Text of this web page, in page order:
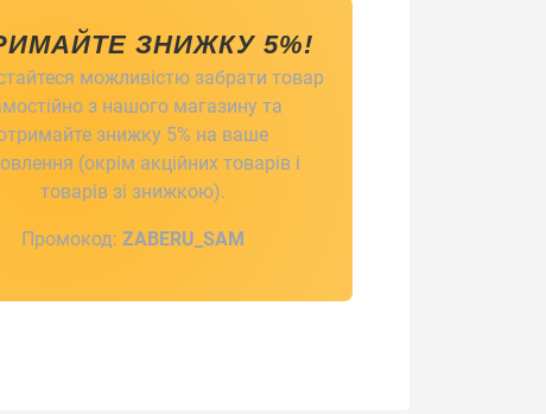
ЗНИЖКУ 5%!
можливістю забрати товар
з нашого магазину та
знижку 5% на ваше
(окрім акційних товарів і
товарів зі знижкою).
Промокод: ZABERU_SAM